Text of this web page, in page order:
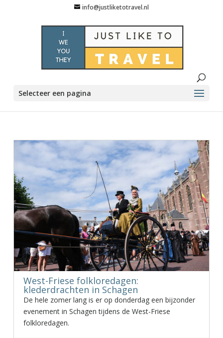
info@justliketotravel.nl
Selecteer een pagina
West-Friese folkloredagen:
klederdrachten in Schagen
De hele zomer lang is er op donderdag een bijzonder
evenement in Schagen tijdens de West-Friese
folkloredagen.